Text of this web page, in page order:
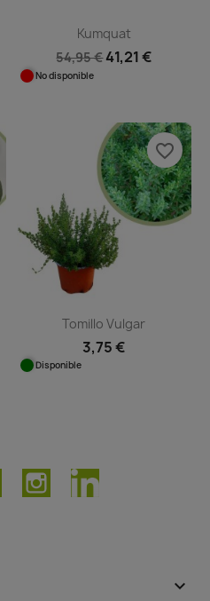
Kumquat
54,95 €41,21 €
No disponible
Tomillo Vulgar
3,75 €
Disponible
favorite_border
PinterestInstagramLinkedIn
